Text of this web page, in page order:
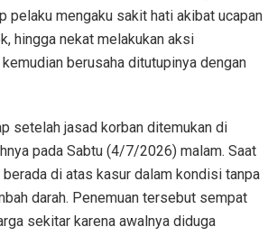
pelaku mengaku sakit hati akibat ucapan
hingga nekat melakukan aksi
berusaha ditutupinya dengan
setelah jasad korban ditemukan di
pada Sabtu (4/7/2026) malam. Saat
di atas kasur dalam kondisi tanpa
darah. Penemuan tersebut sempat
sekitar karena awalnya diduga